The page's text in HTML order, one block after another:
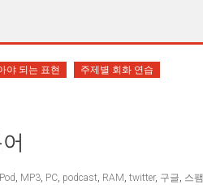
야 되는 표현 주제별 회화 연습
, MP3, PC, podcast, RAM, twitter, 구글, 스팸